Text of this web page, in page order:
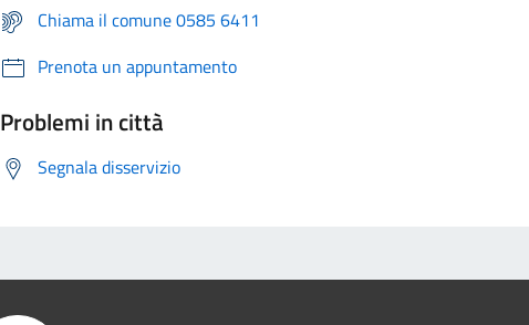
Chiama il comune 0585 6411
Prenota un appuntamento
Problemi in città
Segnala disservizio